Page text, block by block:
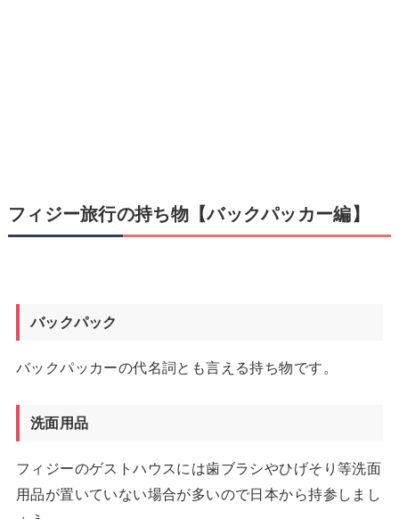
フィジー旅行の持ち物【バックパッカー編】
バックパック
バックパッカーの代名詞とも言える持ち物です。
洗面用品
フィジーのゲストハウスには歯ブラシやひげそり等洗面
用品が置いていない場合が多いので日本から持参しまし